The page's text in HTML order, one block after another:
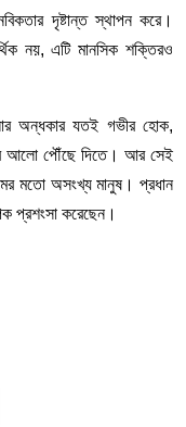
দৃষ্টান্ত স্থাপন করে।
নয়, এটি মানসিক শক্তিরও
অন্ধকার যতই গভীর হোক,
আলো পৌঁছে দিতে। আর সেই
মতো অসংখ্য মানুষ। প্রধান
প্রশংসা করেছেন।